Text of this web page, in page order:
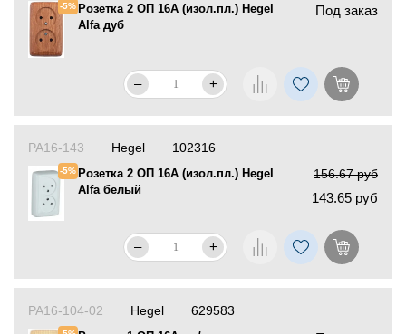
-5% Розетка 2 ОП 16А (изол.пл.) Hegel
Alfa дуб
Под заказ
– +
102316
РА16-143
-5% Розетка 2 ОП 16А (изол.пл.) Hegel
Alfa белый
156.67 руб
143.65 руб
Hegel
– +
629583
РА16-104-02 Hegel